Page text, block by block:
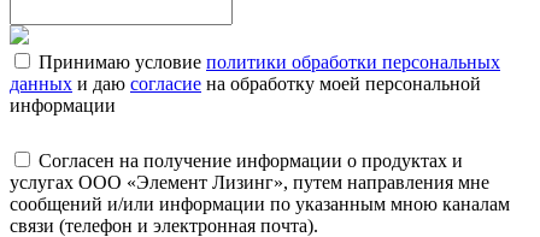
Принимаю условие политики обработки персональных
данных и даю согласие на обработку моей персональной
информации
Согласен на получение информации о продуктах и
услугах ООО «Элемент Лизинг», путем направления мне
сообщений и/или информации по указанным мною каналам
связи (телефон и электронная почта).